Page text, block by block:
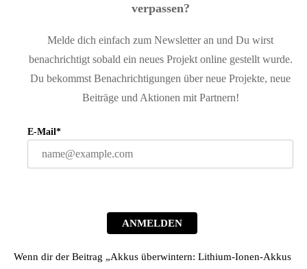
verpassen?
Melde dich einfach zum Newsletter an und Du wirst
benachrichtigt sobald ein neues Projekt online gestellt wurde.
Du bekommst Benachrichtigungen über neue Projekte, neue
Beiträge und Aktionen mit Partnern!
E-Mail*
ANMELDEN
Wenn dir der Beitrag „Akkus überwintern: Lithium-Ionen-Akkus